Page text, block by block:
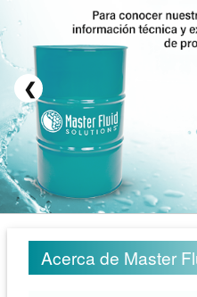
❮
Acerca de Master